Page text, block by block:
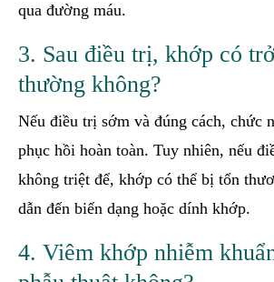
qua đường máu.
3. Sau điều trị, khớp có
thường không?
Nếu điều trị sớm và đúng cách, chức
phục hồi hoàn toàn. Tuy nhiên, nếu
không triệt để, khớp có thể bị tổn
dẫn đến biến dạng hoặc dính khớp.
4. Viêm khớp nhiễm